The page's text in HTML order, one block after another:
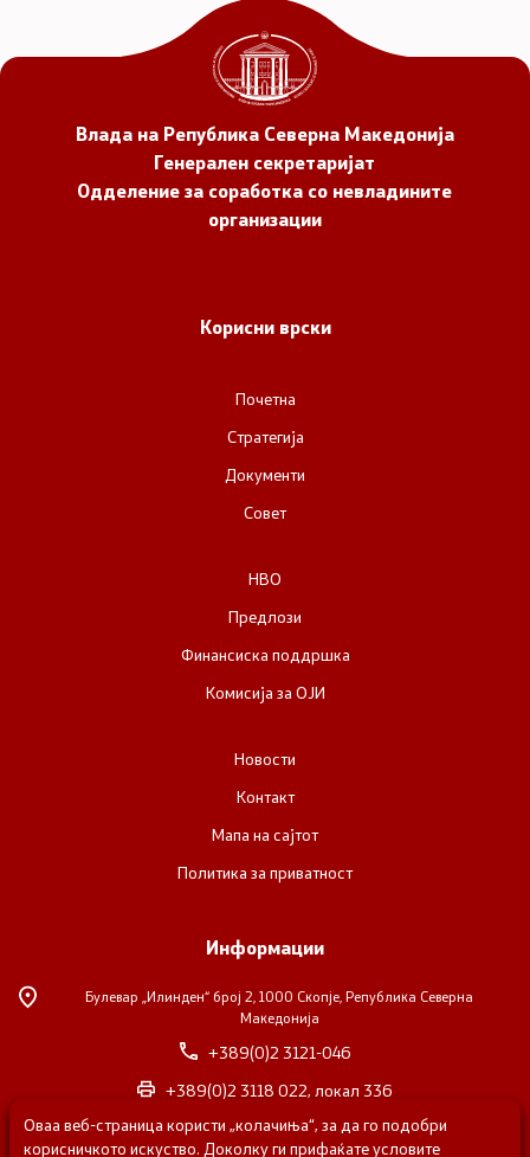
Влада на Република Северна Македонија
Генерален секретаријат
Одделение за соработка со невладините
организации
Корисни врски
Почетна
Стратегија
Документи
Совет
НВО
Предлози
Финансиска поддршка
Комисија за ОЈИ
Новости
Контакт
Мапа на сајтот
Политика за приватност
Информации
Булевар „Илинден“ број 2, 1000 Скопје, Република Северна
Македонија
+389(0)2 3121-046
+389(0)2 3118 022, локал 336
nvosorabotka@gs.gov.mk
Оваа веб-страница користи „колачиња“, за да го подобри
корисничкото искуство. Доколку ги прифаќате условите